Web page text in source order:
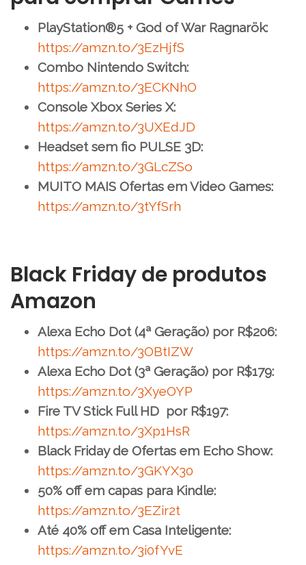
PlayStation®5 + God of War Ragnarök:
https://amzn.to/3EzHjfS
Combo Nintendo Switch:
https://amzn.to/3ECKNhO
Console Xbox Series X:
https://amzn.to/3UXEdJD
Headset sem fio PULSE 3D:
https://amzn.to/3GLcZSo
MUITO MAIS Ofertas em Video Games:
https://amzn.to/3tYfSrh
Black Friday de produtos
Amazon
Alexa Echo Dot (4ª Geração) por R$206:
https://amzn.to/3OBtIZW
Alexa Echo Dot (3ª Geração) por R$179:
https://amzn.to/3XyeOYP
Fire TV Stick Full HD por R$197:
https://amzn.to/3Xp1HsR
Black Friday de Ofertas em Echo Show:
https://amzn.to/3GKYX30
50% off em capas para Kindle:
https://amzn.to/3EZir2t
Até 40% off em Casa Inteligente:
https://amzn.to/3i0fYvE